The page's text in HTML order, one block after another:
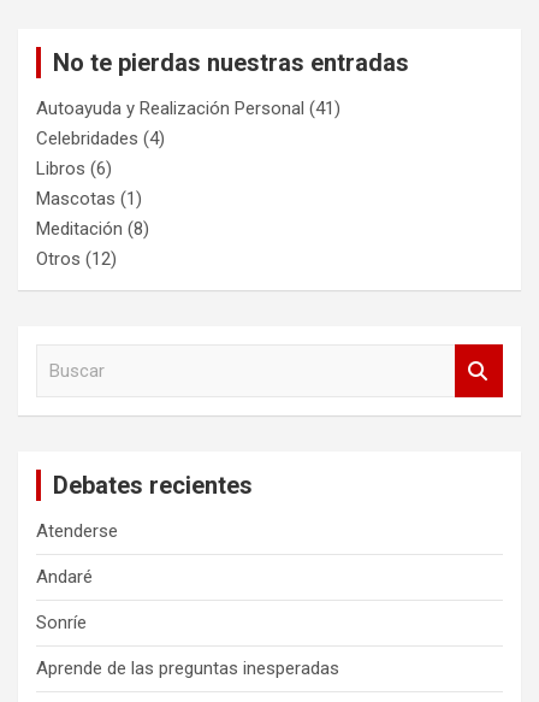
No te pierdas nuestras entradas
Autoayuda y Realización Personal (41)
Celebridades (4)
Libros (6)
Mascotas (1)
Meditación (8)
Otros (12)
Debates recientes
Atenderse
Andaré
Sonríe
Aprende de las preguntas inesperadas